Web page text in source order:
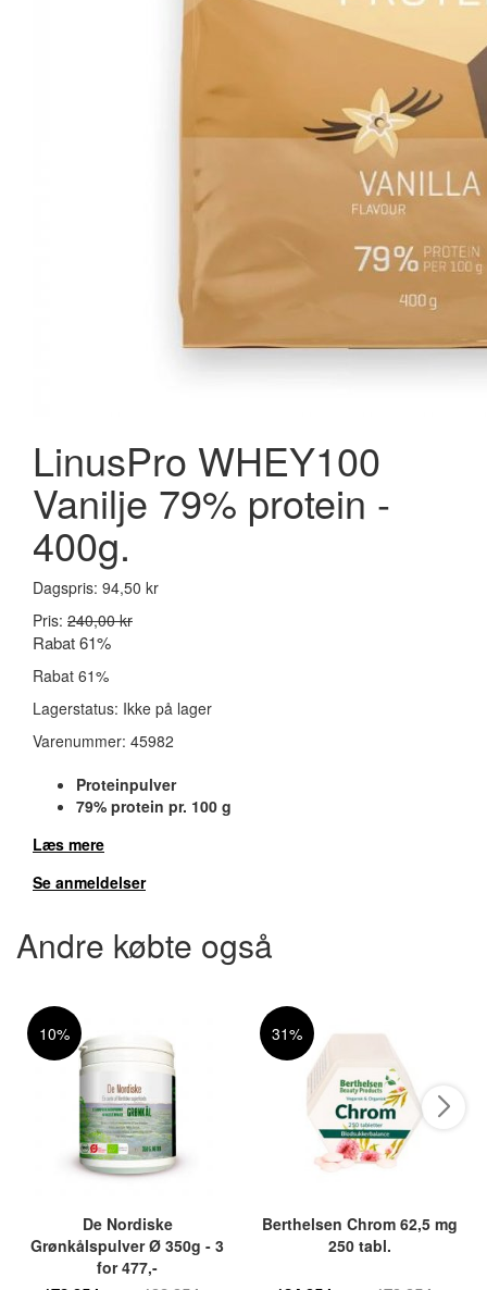
Kingfischer Coala Lakridsbolsjer ekstra stærke u. tilsat
LinusPro WHEY100
Vanilje 79% protein -
400g.
Dagspris: 94,50 kr
Pris: 240,00 kr
Rabat 61%
Rabat 61%
Lagerstatus: Ikke på lager
Varenummer: 45982
Proteinpulver
79% protein pr. 100 g
Læs mere
Se anmeldelser
Andre købte også
10%
De Nordiske
Grønkålspulver Ø 350g - 3
for 477,-
31%
Berthelsen Chrom 62,5 mg
250 tabl.